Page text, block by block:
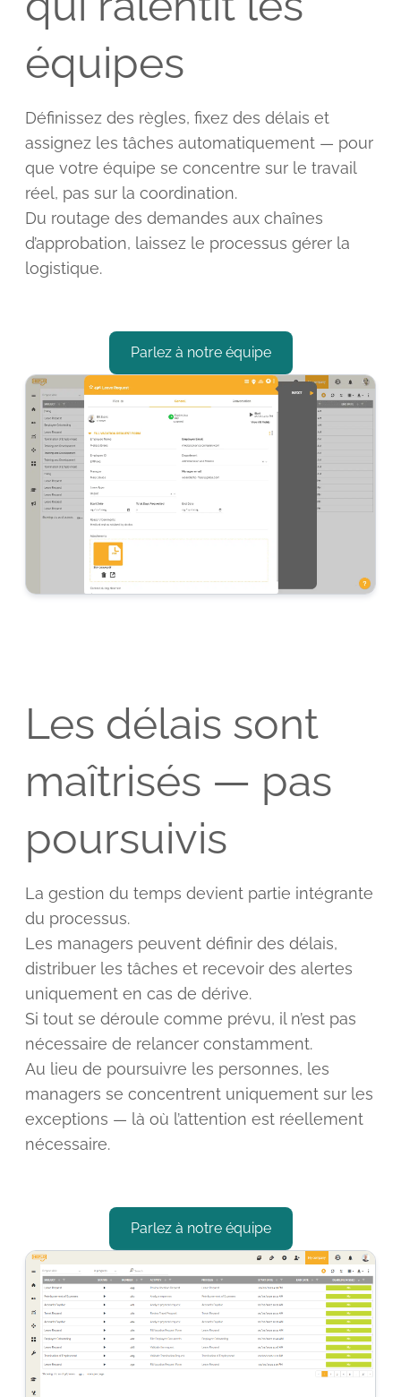
équipes
Définissez des règles, fixez des délais et
assignez les tâches automatiquement — pour
que votre équipe se concentre sur le travail
réel, pas sur la coordination.
Du routage des demandes aux chaînes
d’approbation, laissez le processus gérer la
logistique.
Parlez à notre équipe
Les délais sont
maîtrisés — pas
poursuivis
La gestion du temps devient partie intégrante
du processus.
Les managers peuvent définir des délais,
distribuer les tâches et recevoir des alertes
uniquement en cas de dérive.
Si tout se déroule comme prévu, il n’est pas
nécessaire de relancer constamment.
Au lieu de poursuivre les personnes, les
managers se concentrent uniquement sur les
exceptions — là où l’attention est réellement
nécessaire.
Parlez à notre équipe